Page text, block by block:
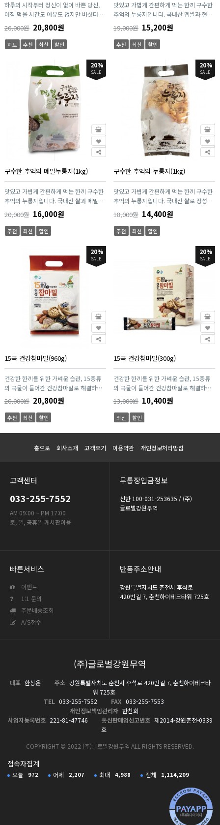
하루의 시작부터 정신이 없이 바쁜 당신,
아침 먹을 시간도 여유도 없지만 버섯더덕
마죽은 당신에게 힘이 될거에요. 안동산마,
더덕, 표고버섯, 유산균이 함유된 영양식입
니다. 끓일 필요가 없는 간편한 제품이며
뜨거운 물만 넣어서 저어주면 죽으로 완성
됩니다. 마에 들어가 있는 "뮤신" 성분은
위점막에 코팅을 입혀주어서 위벽을 보호
해주며 소화활동 및 위 건강에 도움이 됩니
다. "마"는 산에서 나는 장어라고 할만큼
단백질, 무기질, 뮤신, 사포닌, 아밀로스, 콜
린, 아르기닌, 디오스게닌 등 많은 영양성
분이 들어 있어 더욱 건강하게 즐길 수 있
는 식품입니다.
26,000원 20,800원
히트 추천 최신 할인
맛있고 가볍게 간편하게 먹는 한끼 구수한
추억의 누룽지입니다. 국내산 멥쌀과 현미
로 정성껏 만들었습니다. 엄격한 품질관리
로 좋은 원료만을 사용하여 안심하고 드실
수 있습니다. 보존제, 첨가물이 없는 건강
한 한끼입니다. 엔초이스만의 기술을 이용
하여 가마솥에서 갓만든 것 같은 최상의 맛
19,000원 15,200원
추천 최신 할인
20%
SALE
구수한 추억의 메밀누룽지(1kg)
맛있고 가볍게 간편하게 먹는 한끼 구수한
추억의 누룽지입니다. 국내산 쌀과 메밀로
정성껏 만들었습니다. 엄격한 품질관리로
좋은 원료만을 사용하여 안심하고 드실 수
있습니다. 보존제, 첨가물이 없는 건강한
한끼입니다. 엔초이스만의 기술을 이용하
여 가마솥에서 갓만든 것 같은 최상의 맛을
구현합니다.
20,000원 16,000원
추천 최신 할인
20%
SALE
구수한 추억의 누룽지(1kg)
맛있고 가볍게 간편하게 먹는 한끼 구수한
추억의 누룽지입니다. 국내산 쌀로 정성껏
만들었습니다. 엄격한 품질관리로 좋은 원
료만을 사용하여 안심하고 드실 수 있습니
다. 엔초이스만의 기술을 이용하여 가마솥
에서 갓만든 것 같은 최상의 맛을 구현합니
18,000원 14,400원
추천 최신 할인
20%
SALE
15곡 건강참마밀(960g)
건강한 한끼를 위한 가벼운 습관, 15종류
의 곡물이 들어간 건강참마밀로 해결하세
요. 건강한 한끼는 당신에게 힘이 될거에
요. 흔한 곡물로 이루어진 선식보다 이렇게
좋은 영양분이 많은 마가 첨가 되어 있어
한끼 식사대용으로 충분합니다. 마, 흑미,
쌀보리, 멥쌀, 콩, 현미, 찹쌀, 옥수수, 수수,
검정콩, 들깨, 차조, 땅콩, 검은깨, 맥아, 밀
모두 15종류의 곡물이 들어간 건강한 한끼
26,000원 20,800원
추천 최신 할인
20%
SALE
15곡 건강참마밀(300g)
건강한 한끼를 위한 가벼운 습관, 15종류
의 곡물이 들어간 건강참마밀로 해결하세
요. 건강한 한끼는 당신에게 힘이 될거에
요. 마, 흑미, 쌀보리, 멥쌀, 콩, 현미, 찹쌀,
옥수수, 수수, 검정콩, 들깨, 차조, 땅콩, 검
은깨, 맥아, 밀 모두 15종류의 곡물이 들어
간 건강한 한끼입니다.
13,000원 10,400원
최신 할인
홈으로 회사소개 고객후기 이용약관 개인정보처리방침
고객센터
033-255-7552
AM 09:00 ~ PM 17:00
토, 일, 공휴일 게시판이용
무통장입금정보
신한 100-031-253635 / (주)
글로벌강원무역
빠른서비스
이벤트
1:1 문의
주문배송조회
A/S접수
반품주소안내
강원특별자치도 춘천시 후석로
420번길 7, 춘천하이테크타워 725호
(주)글로벌강원무역
대표 한상운 주소 강원특별자치도 춘천시 후석로 420번길 7, 춘천하이테크타
워 725호
TEL 033-255-7552 FAX 033-255-7553
개인정보책임관리자 한찬희
사업자등록번호 221-81-47746 통신판매업신고번호 제2014-강원춘천-0339
호
COPYRIGHT © 2022 (주)글로벌강원무역 ALL RIGHTS RESERVED.
접속자집계
오늘 972 어제 2,207 최대 4,988 전체 1,114,209